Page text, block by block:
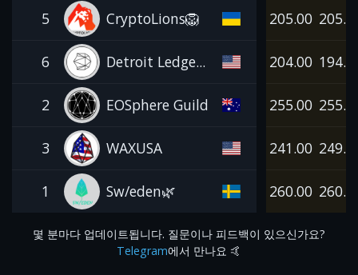
5 CryptoLions🦁 205.00
6 Detroit Ledge... 204.00
2 EOSphere Guild 255.00
3 WAXUSA 241.00
1 Sw/eden🌿 260.00
몇 분마다 업데이트됩니다. 질문이나 피드백이 있으신가요?
Telegram에서 만나요 🤙